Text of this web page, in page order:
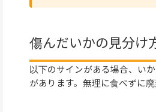
傷んだいかの見分け
以下のサインがある場合、い
があります。無理に食べずに廃